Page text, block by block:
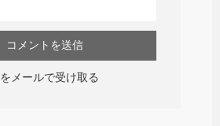
メールで受け取る